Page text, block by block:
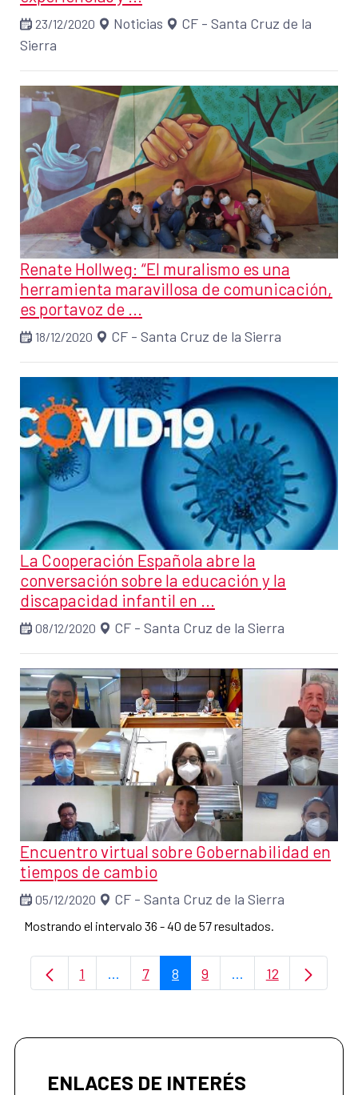
23/12/2020 Noticias
CF - Santa Cruz de la
Sierra
Renate Hollweg: “El muralismo es una
herramienta maravillosa de comunicación,
es portavoz de ...
18/12/2020 CF - Santa Cruz de la Sierra
La Cooperación Española abre la
conversación sobre la educación y la
discapacidad infantil en ...
08/12/2020 CF - Santa Cruz de la Sierra
Encuentro virtual sobre Gobernabilidad en
tiempos de cambio
05/12/2020 CF - Santa Cruz de la Sierra
Mostrando el intervalo 36 - 40 de 57 resultados.
Página
1 ...Páginas intermedias Use TAB para
Página
7 Página
8 Página
9 ...PáginasPágina
12
ENLACES DE INTERÉS